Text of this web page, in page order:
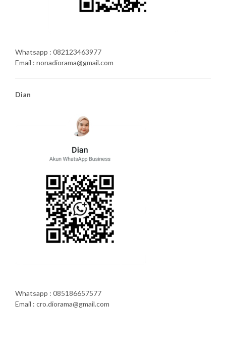
Whatsapp : 082123463977
Email : nonadiorama@gmail.com
Dian
Whatsapp : 085186657577
Email : cro.diorama@gmail.com